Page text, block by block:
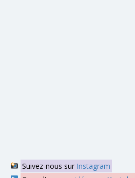
Suivez-nous sur Instagram